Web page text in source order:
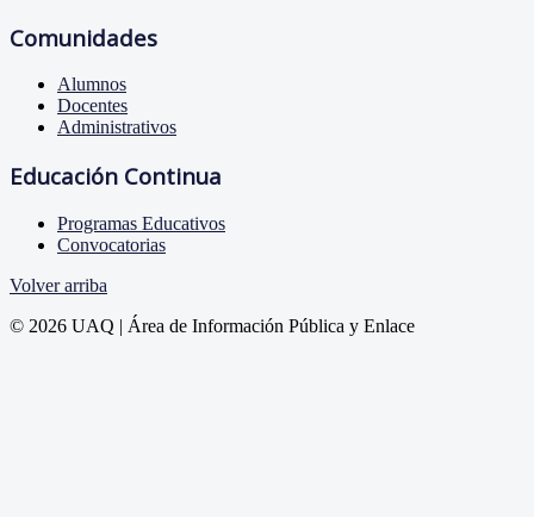
Comunidades
Alumnos
Docentes
Administrativos
Educación Continua
Programas Educativos
Convocatorias
Volver arriba
© 2026 UAQ | Área de Información Pública y Enlace